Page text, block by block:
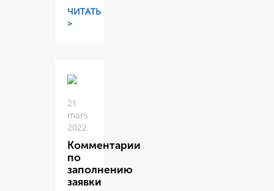
ЧИТАТЬ
>
21
mars
2022
Комментарии
по
заполнению
заявки